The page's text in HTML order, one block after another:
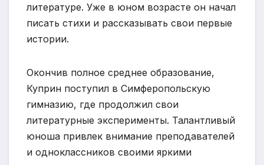
литературе. Уже в юном возрасте он начал
писать стихи и рассказывать свои первые
истории.
Окончив полное среднее образование,
Куприн поступил в Симферопольскую
гимназию, где продолжил свои
литературные эксперименты. Талантливый
юноша привлек внимание преподавателей
и одноклассников своими яркими